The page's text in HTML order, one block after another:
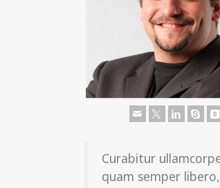
Curabitur
quam semper